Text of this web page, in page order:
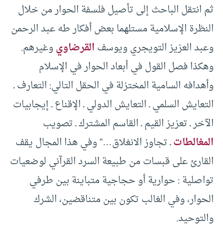
ثم انتقل الباحث إلى تأصيل فلسفة الحوار من خلال
النظرة الإسلامية مستلهما بعض أفكار طه عبد الرحمن
وعبد العزيز التويجري ويوسفالقرضاويوغيرهم.
وهكذا فصل القول في أبعاد الحوار في الإسلام
وأهدافه السامية المختزلة في الحقل التالي: التعارف ـ
التعايش السلمي ـ التعايش الدولي ـ الإقناع ـ إيجابيات
الآخر ـ تعزيز القيم ـ القاسم المشترك ـ تصويب
المغالطاتـ تجاوز الانغلاق…” وفي هذا المجال يقف
القارئ على قبسات من طبيعة السرد القرآني لوضعيات
تواصلية : حوارية أو حجاجية متباينة بين طرفي
الحوار، وفي الغالب تكون بين متناقضين، الشرك
والتوحيد.